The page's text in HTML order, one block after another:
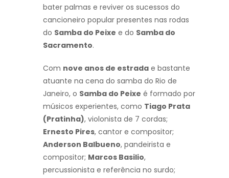
bater palmas e reviver os sucessos do
cancioneiro popular presentes nas rodas
do Samba do Peixe e do Samba do
Sacramento.
Com nove anos de estrada e bastante
atuante na cena do samba do Rio de
Janeiro, o Samba do Peixe é formado por
músicos experientes, como Tiago Prata
(Pratinha), violonista de 7 cordas;
Ernesto Pires, cantor e compositor;
Anderson Balbueno, pandeirista e
compositor; Marcos Basilio,
percussionista e referência no surdo;